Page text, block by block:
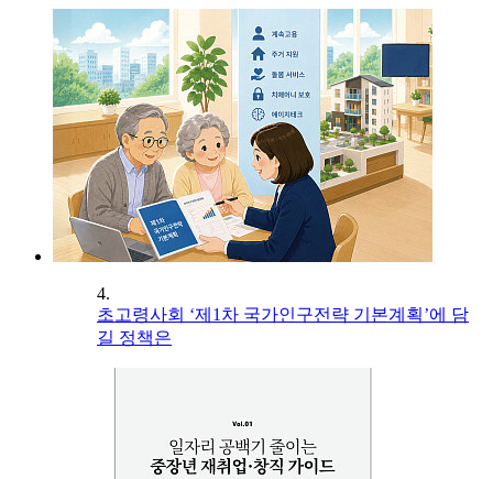
4.
초고령사회 ‘제1차 국가인구전략 기본계획’에 담
길 정책은